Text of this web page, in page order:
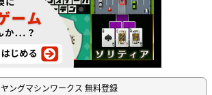
ヤングマシンワークス 無料登録